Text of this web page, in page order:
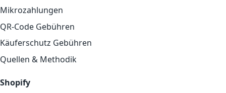
Mikrozahlungen
QR-Code Gebühren
Käuferschutz Gebühren
Quellen & Methodik
Shopify